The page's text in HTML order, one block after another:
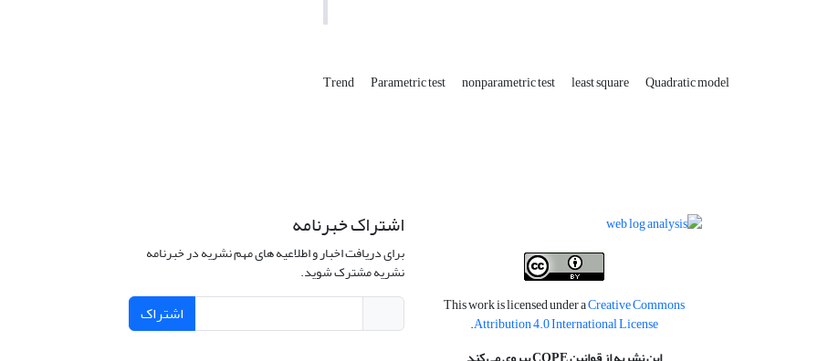
Trend Parametric test nonparametric test least square Quadratic model
This work is licensed under aCreative Commons
Attribution 4.0 International License
.
اشتراک خبرنامه
برای دریافت اخبار و اطلاعیه های مهم نشریه در خبرنامه
نشریه مشترک شوید.
اشتراک